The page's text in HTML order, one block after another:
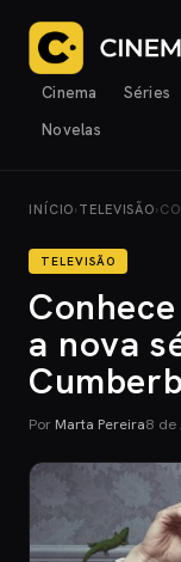
Cinema Séries
Novelas
INÍCIO› TELEVISÃO›
TELEVISÃO
a nova
Por Marta Pereira8 de